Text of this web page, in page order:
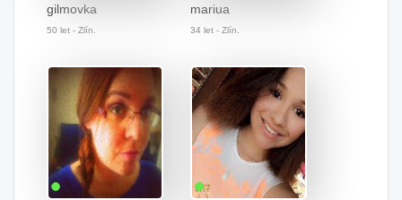
gilmovka
50 let - Zlín.
mariua
34 let - Zlín.